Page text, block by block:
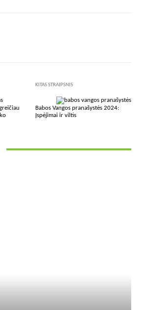
KITAS STRAIPSNIS
Babos Vangos pranašystės 2024:
Įspėjimai ir viltis